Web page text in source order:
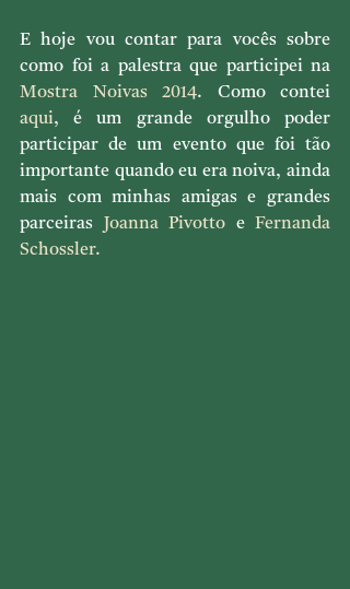
E hoje vou contar para vocês sobre
Mostra Noivas 2014
aqui, é um grande orgulho poder
participar de um evento que foi tão
importante quando eu era noiva, ainda
mais com minhas amigas e grandes
parceiras
Joanna Pivotto e Fernanda
Schossler.